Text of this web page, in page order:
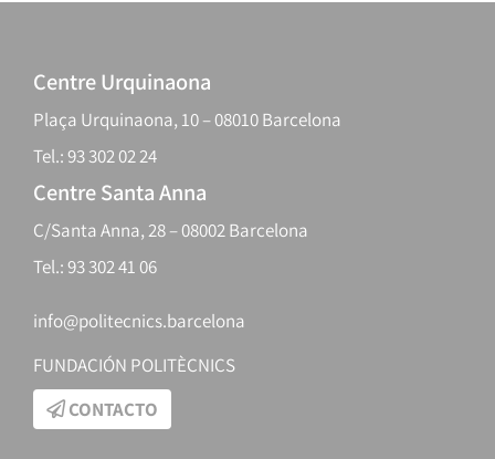
Centre Urquinaona
Plaça Urquinaona, 10 – 08010 Barcelona
Tel.: 93 302 02 24
Centre Santa Anna
C/Santa Anna, 28 – 08002 Barcelona
Tel.: 93 302 41 06
info@politecnics.barcelona
FUNDACIÓN POLITÈCNICS
CONTACTO